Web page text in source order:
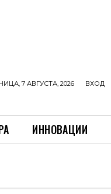
7 АВГУСТА, 2026 ВХОД
ИННОВАЦИИ